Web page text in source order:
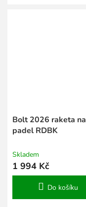
Bolt 2026 raketa na
padel RDBK
Skladem
1 994 Kč
Do košíku